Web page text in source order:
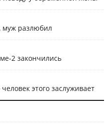
муж разлюбил
2 закончились
этого заслуживает